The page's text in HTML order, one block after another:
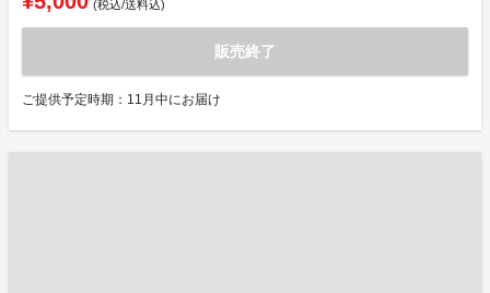
(税込/送料込)
販売終了
ご提供予定時期：11月中にお届け